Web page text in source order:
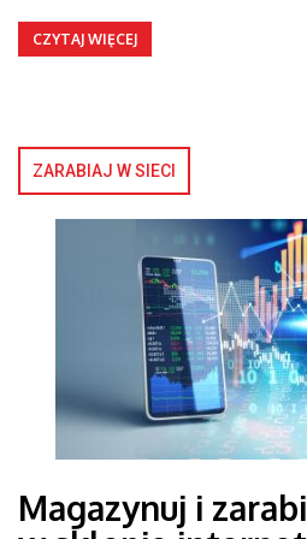
CZYTAJ WIĘCEJ
ZARABIAJ W SIECI
Magazynuj i